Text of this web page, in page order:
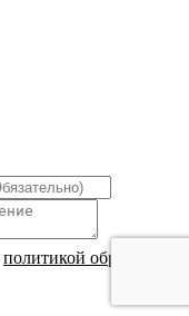
политикой обработки